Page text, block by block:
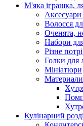
М'яка іграшка,
Аксесуари
Волосся
Оченята,
Набори
Різне
Голки для
Мініатюри
Материали
Кулінарний